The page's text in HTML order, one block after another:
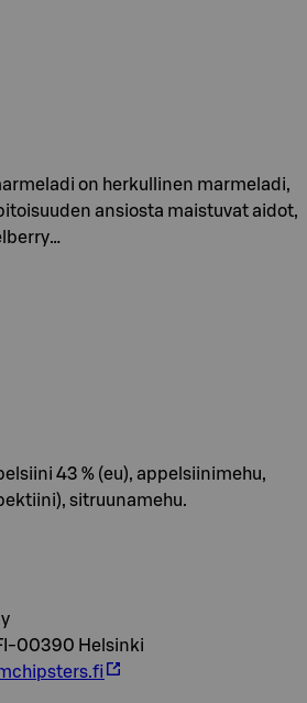
on herkullinen marmeladi,
ansiosta maistuvat aidot,
43 % (eu), appelsiinimehu,
sitruunamehu.
00390 Helsinki